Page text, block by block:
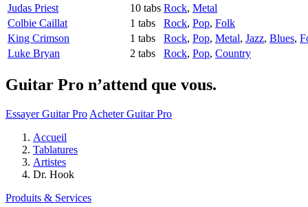
Judas Priest 10 tabs Rock, Metal
Colbie Caillat
1 tabs Rock, Pop, Folk
King Crimson
1 tabs Rock, Pop, Metal, Jazz, Blues,
Luke Bryan
2 tabs Rock, Pop, Country
Guitar Pro n’attend que vous.
Essayer Guitar Pro Acheter Guitar Pro
Accueil
Tablatures
Artistes
Dr. Hook
Produits & Services